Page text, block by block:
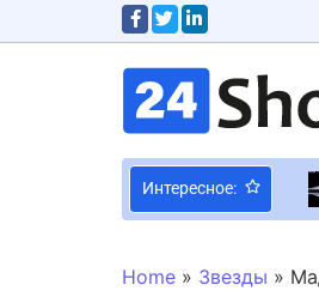
Интересное:
Home » Звезды »